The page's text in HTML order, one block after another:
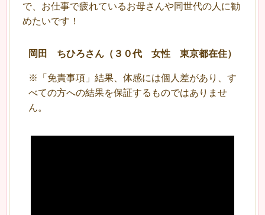
で、 お仕事で疲れているお母さんや同世代の人に勧
めたいです！
岡田 ちひろさん（３０代 女性 東京都在住）
※「免責事項」結果、体感には個人差があり、す
べての方への結果を保証するものではありませ
ん。